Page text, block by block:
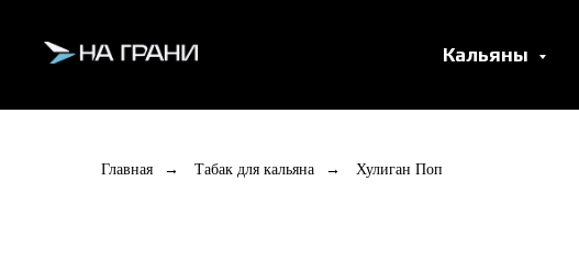
Кальяны
Главная → Табак для кальяна → Хулиган Поп